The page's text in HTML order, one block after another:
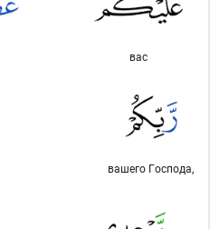
вас
вашего Господа,